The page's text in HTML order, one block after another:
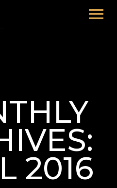
& TV
2016